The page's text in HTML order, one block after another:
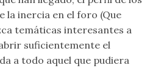
la inercia en el foro (Que
temáticas interesantes a
suficientemente el
a todo aquel que pudiera